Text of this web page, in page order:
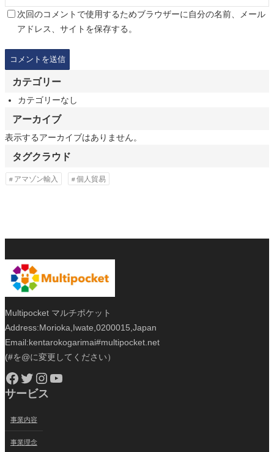
次回のコメントで使用するためブラウザーに自分の名前、メール
アドレス、サイトを保存する。
カテゴリー
カテゴリーなし
アーカイブ
表示するアーカイブはありません。
タグクラウド
アマゾン輸入 個人貿易
Multipocket マルチポケット
Address:Morioka,Iwate,0200015,Japan
Email:kentarokogarimai#multipocket.net
(#を@に変更してください）
Facebook Twitter Instagram YouTube
サービス
事業内容
事業理念